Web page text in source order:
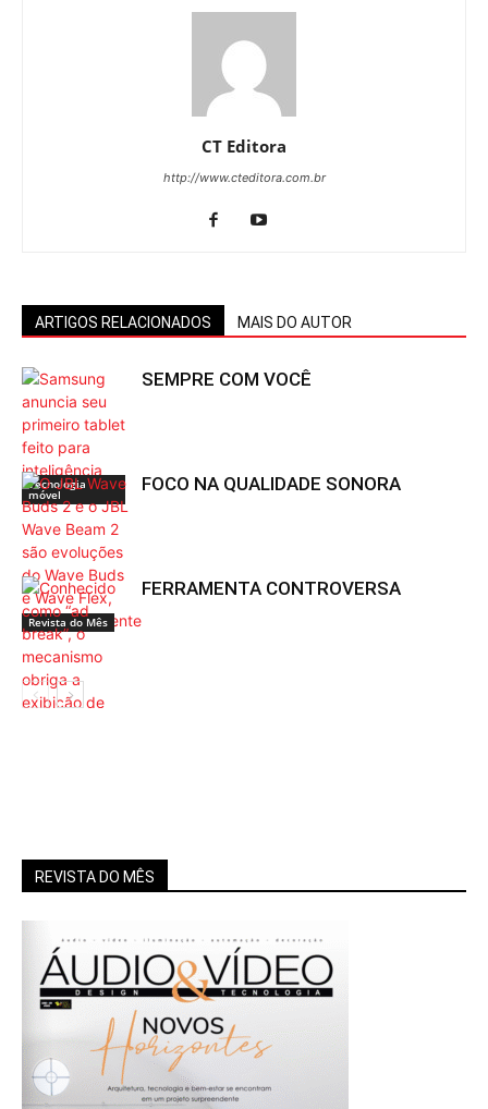
CT Editora
http://www.cteditora.com.br
ARTIGOS RELACIONADOS MAIS DO AUTOR
Tecnologia
móvel
SEMPRE COM VOCÊ
Revista do Mês
FOCO NA QUALIDADE SONORA
FERRAMENTA CONTROVERSA
REVISTA DO MÊS